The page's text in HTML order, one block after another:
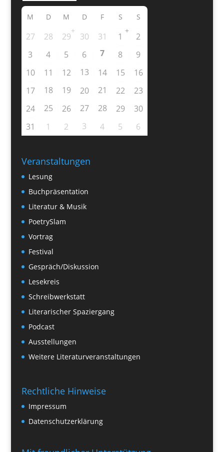
M D M D F S S
27 28 29
+
30 31 1
+
2
3
4 5 6 7 8
9
10
11 12 13 14 15
16
17
18 19 20 21 22
23
24
25 26 27 28 29
30
31
1 2 3 4 5 6
Veranstaltungen
Lesung
Buchpräsentation
Literatur & Musik
PoetrySlam
Vortrag
Festival
Gespräch/Diskussion
Lesekreis
Schreibwerkstatt
Literarischer Spaziergang
Podcast
Ausstellungen
Weitere Literaturveranstaltungen
Rechtliche Hinweise
Impressum
Datenschutzerklärung